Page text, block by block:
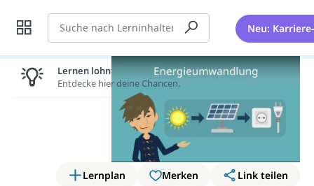
Suche Neu:
Lernplan Merken
Link teilen
Lernen lohnt sich!
Entdecke hier deine Chancen.